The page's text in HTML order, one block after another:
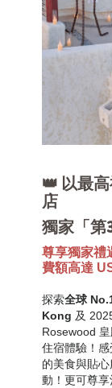
👑 以最
店
獨家「第
尊享獨家禮
費額高達
探索全球
Kong 及
Rosewood 皇
住宿體驗！感
的美食與貼
動！更可尊享